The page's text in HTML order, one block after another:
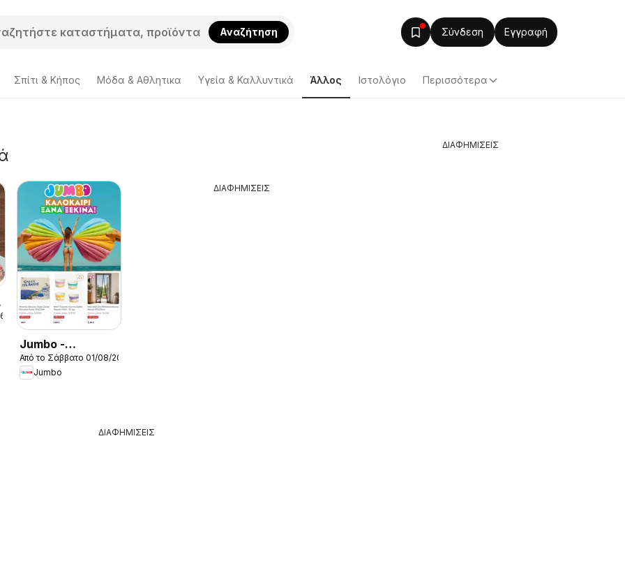
Αναζήτηση Σύνδεση Εγγραφή
Σπίτι & Κήπος Μόδα & Aθλητικα Υγεία & Καλλυντικά Άλλος Ιστολόγιο Περισσότερα
Jumbo -
Προσφορές
Από το Σάββατο 01/08/2026
Jumbo
ΔΙΑΦΗΜΙΣΕΙΣ
ΔΙΑΦΗΜΙΣΕΙΣ
ΔΙΑΦΗΜΙΣΕΙΣ